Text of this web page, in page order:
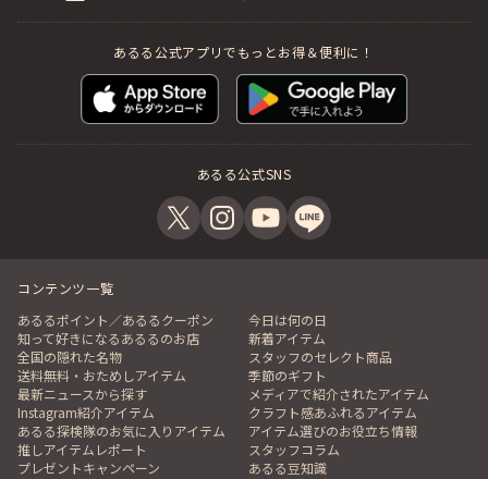
あるる公式アプリでもっとお得＆便利に！
あるる公式SNS
コンテンツ一覧
あるるポイント／あるるクーポン
今日は何の日
知って好きになるあるるのお店
新着アイテム
全国の隠れた名物
スタッフのセレクト商品
送料無料・おためしアイテム
季節のギフト
最新ニュースから探す
メディアで紹介されたアイテム
Instagram紹介アイテム
クラフト感あふれるアイテム
あるる探検隊のお気に入りアイテム
アイテム選びのお役立ち情報
推しアイテムレポート
スタッフコラム
プレゼントキャンペーン
あるる豆知識